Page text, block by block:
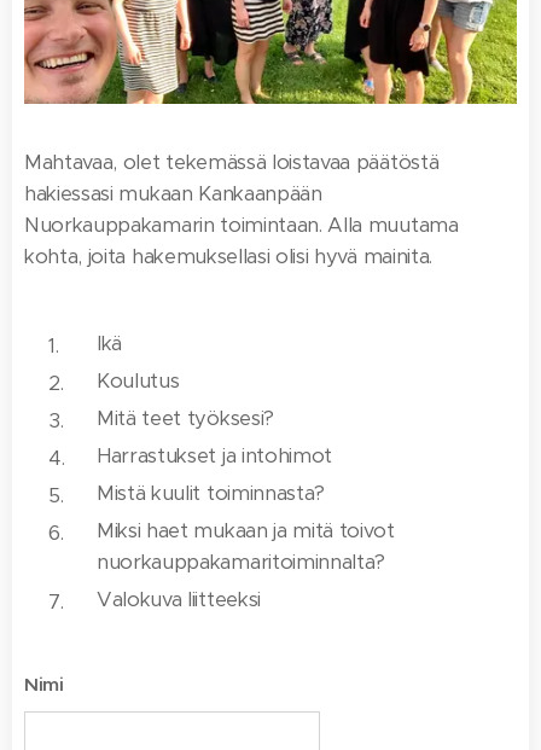
Mahtavaa, olet tekemässä loistavaa päätöstä
hakiessasi mukaan Kankaanpään
Nuorkauppakamarin toimintaan. Alla muutama
kohta, joita hakemuksellasi olisi hyvä mainita.
Ikä
Koulutus
Mitä teet työksesi?
Harrastukset ja intohimot
Mistä kuulit toiminnasta?
Miksi haet mukaan ja mitä toivot
nuorkauppakamaritoiminnalta?
Valokuva liitteeksi
Nimi